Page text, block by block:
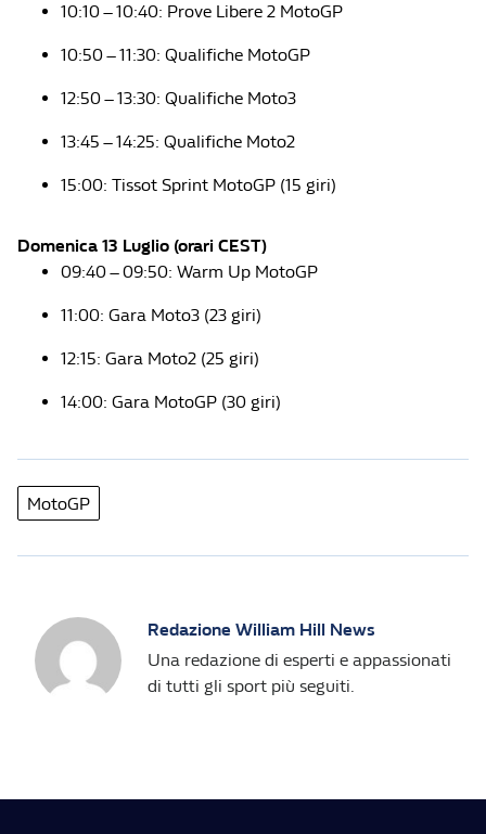
10:10 – 10:40: Prove Libere 2 MotoGP
10:50 – 11:30: Qualifiche MotoGP
12:50 – 13:30: Qualifiche Moto3
13:45 – 14:25: Qualifiche Moto2
15:00: Tissot Sprint MotoGP (15 giri)
Domenica 13 Luglio (orari CEST)
09:40 – 09:50: Warm Up MotoGP
11:00: Gara Moto3 (23 giri)
12:15: Gara Moto2 (25 giri)
14:00: Gara MotoGP (30 giri)
MotoGP
Redazione William Hill News
Una redazione di esperti e appassionati
di tutti gli sport più seguiti.